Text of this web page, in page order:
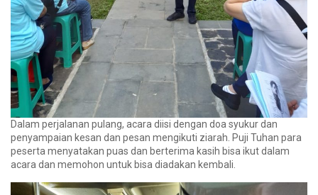
Dalam perjalanan pulang, acara diisi dengan doa syukur dan
penyampaian kesan dan pesan mengikuti ziarah. Puji Tuhan para
peserta menyatakan puas dan berterima kasih bisa ikut dalam
acara dan memohon untuk bisa diadakan kembali.